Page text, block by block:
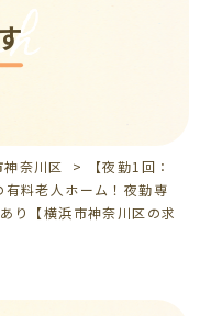
奈川区 >
【夜勤1回：
料老人ホーム！夜勤専
り【横浜市神奈川区の求